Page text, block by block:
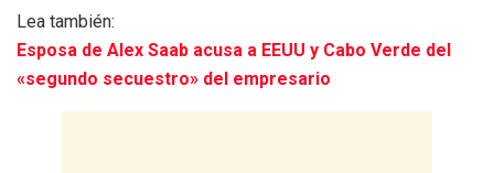
Lea también:
Esposa de Alex Saab acusa a EEUU y Cabo Verde del
«segundo secuestro» del empresario